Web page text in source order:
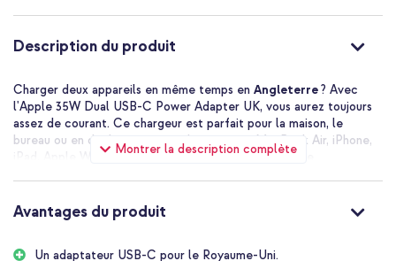
Description du produit
Montrer la description complète
Charger deux appareils en même temps en Angleterre? Avec
l'Apple 35W Dual USB-C Power Adapter UK, vous aurez toujours
assez de courant. Ce chargeur est parfait pour la maison, le
bureau ou en déplacement et charge votre MacBook Air, iPhone,
iPad, Apple Watch ou AirPods à une vitesse fulgurante.
Avec deux ports USB-C, vous pouvez charger deux appareils en
même temps. Vous n'aurez plus jamais à choisir quel appareil doit
votre iPhone et votre Apple Watch en même temps. Ou votre
Avantages du produit
Un adaptateur USB-C pour le Royaume-Uni.